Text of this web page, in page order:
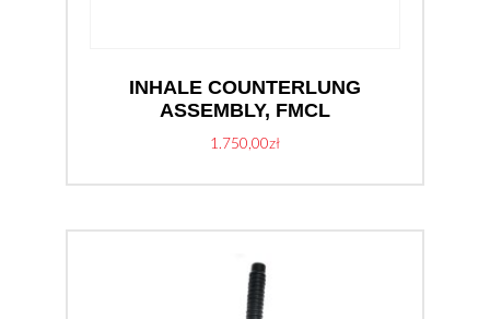
INHALE COUNTERLUNG
ASSEMBLY, FMCL
1.750,00zł